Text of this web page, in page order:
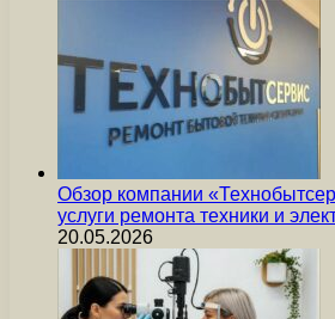
Обзор компании
услуги ремонта техники и
20.05.2026